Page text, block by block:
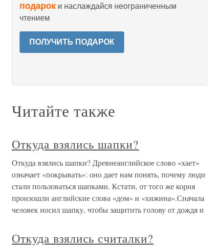
подарок и наслаждайся неограниченным
чтением
ПОЛУЧИТЬ ПОДАРОК
Читайте также
Откуда взялись шапки?
Откуда взялись шапки? Древнеанглийское слово «хает»
означает «покрывать»: оно дает нам понять, почему люди
стали пользоваться шапками. Кстати, от того же корня
произошли английские слова «дом» и «хижина».Сначала
человек носил шапку, чтобы защитить голову от дождя и
Откуда взялись считалки?